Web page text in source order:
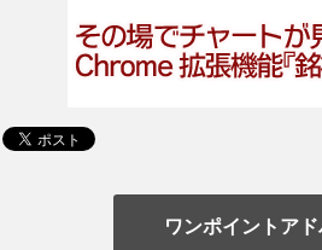
ワンポイントア